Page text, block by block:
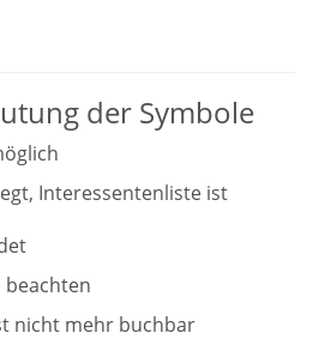
der Symbole
Interessentenliste ist
nicht mehr buchbar